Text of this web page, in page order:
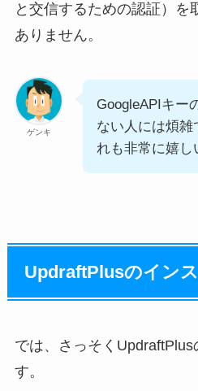
と交信するための認証）
ありません。
ゲンキ
GoogleAPIキー
ない人には煩雑
れも非常に嬉し
UpdraftPlusのイン
では、さっそくUpdraftPlus
す。